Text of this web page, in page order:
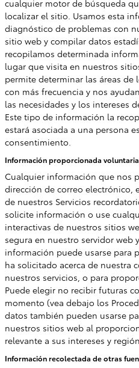
cualquier motor de búsqueda
localizar el sitio. Usamos esta
diagnóstico de problemas con
sitio web y compilar datos
recopilamos determinada
lugar que visita en nuestros
permite determinar las áreas de
con más frecuencia y nos
las necesidades y los intereses
Este tipo de información la
estará asociada a una persona
consentimiento.
Información proporcionada
Cualquier información que nos
dirección de correo electrónico,
de nuestros Servicios
solicite información o use
interactivas de nuestros sitios
segura en nuestro servidor web
información puede usarse para
ha solicitado acerca de nuestra
nuestros servicios, o para
Puede elegir no recibir futuras
momento (vea debajo los
datos también pueden usarse
nuestros sitios web al
relevante a sus intereses y
Información recolectada de otras